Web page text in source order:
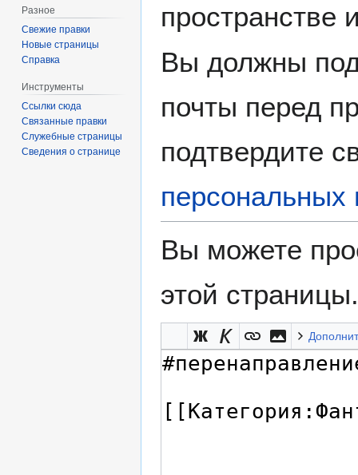
пространстве
Вы должны
почты перед
подтвердите
персональных
Вы можете
этой страницы.
Разное
Свежие правки
Новые страницы
Справка
Инструменты
Ссылки сюда
Связанные правки
Служебные страницы
Сведения о странице